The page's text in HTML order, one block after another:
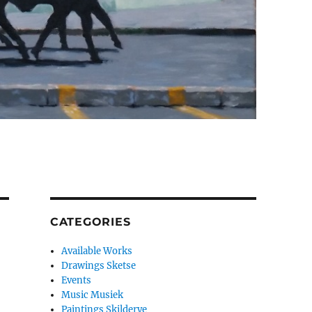
CATEGORIES
Available Works
Drawings Sketse
Events
Music Musiek